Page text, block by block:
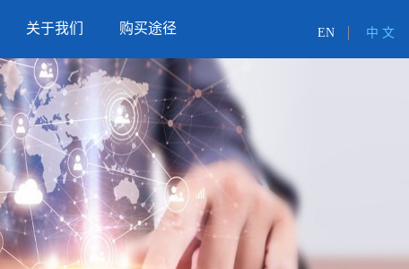
EN 中 文
关于我们 购买途径